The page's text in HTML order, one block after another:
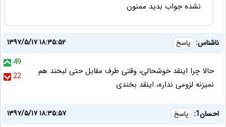
نشده جواب بدید ممنون
ناشناس: پاسخ
۱۳۹۷/۵/۱۷ ۱۸:۳۵:۵۲
49
22
حالا چرا اینقد خوشحالی، وقتی طرف مقابل حتی لبخند هم
نمیزنه لزومی نداره، اینقد بخندی
احسان1: پاسخ
۱۳۹۷/۵/۱۷ ۱۸:۳۵:۵۷